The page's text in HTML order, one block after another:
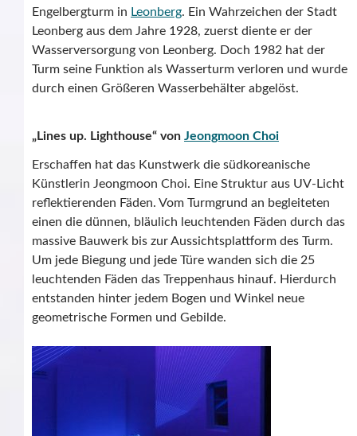
Engelbergturm in Leonberg. Ein Wahrzeichen der Stadt
Leonberg aus dem Jahre 1928, zuerst diente er der
Wasserversorgung von Leonberg. Doch 1982 hat der
Turm seine Funktion als Wasserturm verloren und wurde
durch einen Größeren Wasserbehälter abgelöst.
„Lines up. Lighthouse“ von Jeongmoon Choi
Erschaffen hat das Kunstwerk die südkoreanische
Künstlerin Jeongmoon Choi. Eine Struktur aus UV-Licht
reflektierenden Fäden. Vom Turmgrund an begleiteten
einen die dünnen, bläulich leuchtenden Fäden durch das
massive Bauwerk bis zur Aussichtsplattform des Turm.
Um jede Biegung und jede Türe wanden sich die 25
leuchtenden Fäden das Treppenhaus hinauf. Hierdurch
entstanden hinter jedem Bogen und Winkel neue
geometrische Formen und Gebilde.